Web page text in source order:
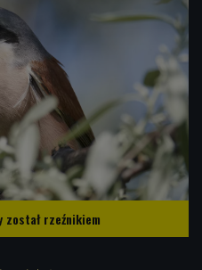
rzeźnikiem